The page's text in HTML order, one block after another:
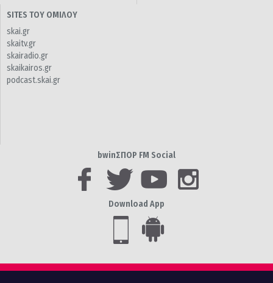
SITES ΤΟΥ ΟΜΙΛΟΥ
skai.gr
skaitv.gr
skairadio.gr
skaikairos.gr
podcast.skai.gr
bwinΣΠΟΡ FM Social
Download App